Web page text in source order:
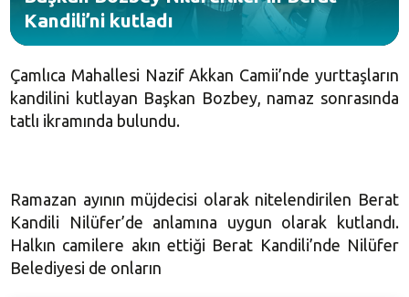
Kandili’ni kutladı
Çamlıca Mahallesi Nazif Akkan Camii’nde yurttaşların
kandilini kutlayan Başkan Bozbey, namaz sonrasında
tatlı ikramında bulundu.
Ramazan ayının müjdecisi olarak nitelendirilen Berat
Kandili Nilüfer’de anlamına uygun olarak kutlandı.
Halkın camilere akın ettiği Berat Kandili’nde Nilüfer
Belediyesi de onların